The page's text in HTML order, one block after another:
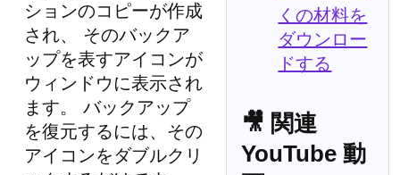
くの材料を
ダウンロー
ドする
🎥 関連
YouTube 動
ションのコピーが作成
され、 そのバックア
ップを表すアイコンが
ウィンドウに表示され
ます。 バックアップ
を復元するには、その
アイコンをダブルクリ